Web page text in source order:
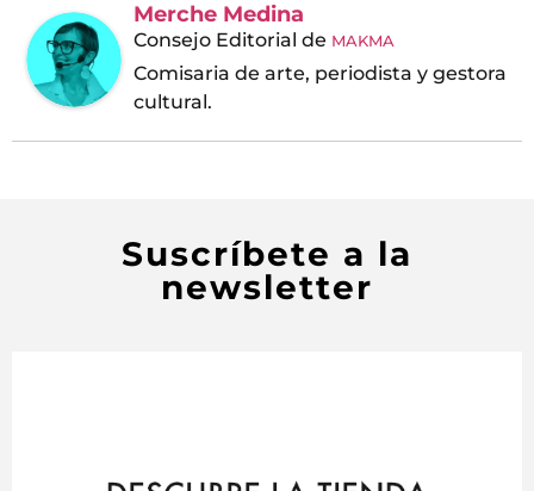
Merche Medina
Consejo Editorial de MAKMA
Comisaria de arte, periodista y gestora
cultural.
Suscríbete a la
newsletter